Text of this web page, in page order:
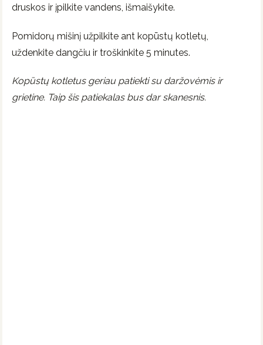
druskos ir įpilkite vandens, išmaišykite.
Pomidorų mišinį užpilkite ant kopūstų kotletų,
uždenkite dangčiu ir troškinkite 5 minutes.
Kopūstų kotletus geriau patiekti su daržovėmis ir
grietine. Taip šis patiekalas bus dar skanesnis.